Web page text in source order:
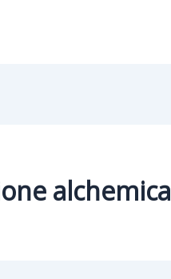
alchemica